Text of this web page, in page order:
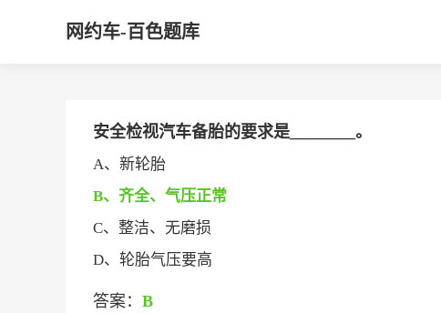
网约车-百色题库
安全检视汽车备胎的要求是________。
A、新轮胎
B、齐全、气压正常
C、整洁、无磨损
D、轮胎气压要高
答案： B